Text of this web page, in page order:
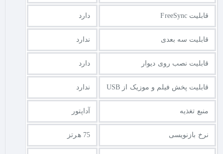
قابلیت FreeSync دارد
قابلیت سه بعدی ندارد
قابلیت نصب روی دیوار دارد
قابلیت پخش فیلم و موزیک از USB ندارد
منبع تغذیه آداپتور
نرخ بازنویسی 75 هرتز